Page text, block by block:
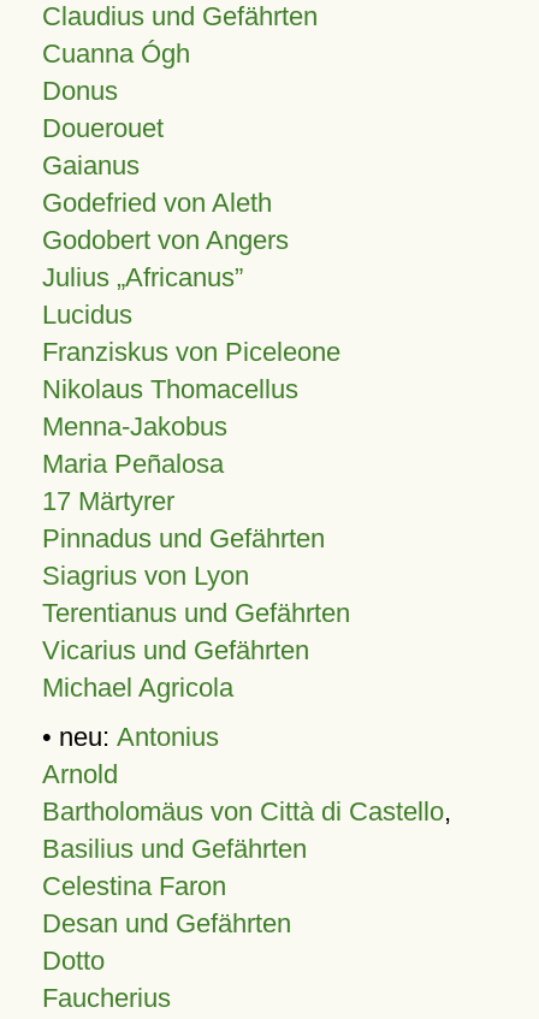
Claudius und Gefährten
Cuanna Ógh
Donus
Douerouet
Gaianus
Godefried von Aleth
Godobert von Angers
Julius Africanus
Lucidus
Franziskus von Piceleone
Nikolaus Thomacellus
Menna-Jakobus
Maria Peñalosa
17 Märtyrer
Pinnadus und Gefährten
Siagrius von Lyon
Terentianus und Gefährten
Vicarius und Gefährten
Michael Agricola
• neu: Antonius
Arnold
Bartholomäus von Città di Castello,
Basilius und Gefährten
Celestina Faron
Desan und Gefährten
Dotto
Faucherius